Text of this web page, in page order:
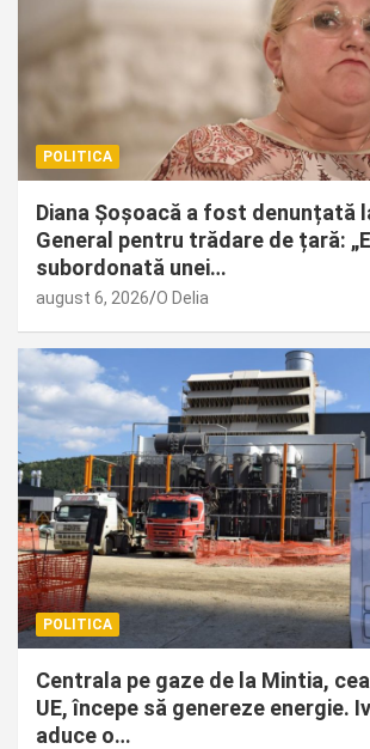
POLITICA
Diana Șoșoacă a fost denunțată
General pentru trădare de țară:
subordonată unei…
august 6, 2026 O Delia
POLITICA
Centrala pe gaze de la Mintia,
UE, începe să genereze energie.
aduce o…